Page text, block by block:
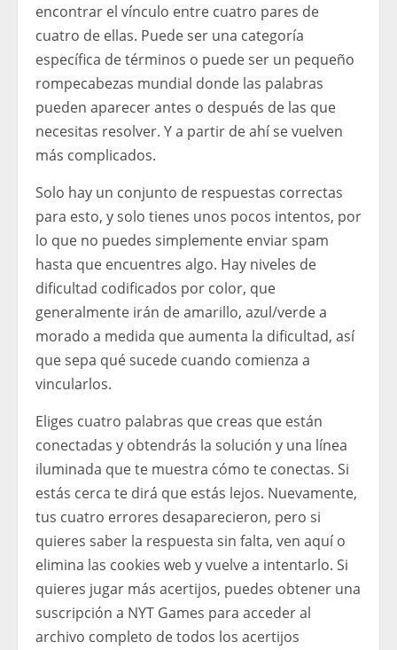
encontrar el vínculo entre cuatro pares de
cuatro de ellas. Puede ser una categoría
específica de términos o puede ser un pequeño
rompecabezas mundial donde las palabras
pueden aparecer antes o después de las que
necesitas resolver. Y a partir de ahí se vuelven
más complicados.
Solo hay un conjunto de respuestas correctas
para esto, y solo tienes unos pocos intentos, por
lo que no puedes simplemente enviar spam
hasta que encuentres algo. Hay niveles de
dificultad codificados por color, que
generalmente irán de amarillo, azul/verde a
morado a medida que aumenta la dificultad, así
que sepa qué sucede cuando comienza a
vincularlos.
Eliges cuatro palabras que creas que están
conectadas y obtendrás la solución y una línea
iluminada que te muestra cómo te conectas. Si
estás cerca te dirá que estás lejos. Nuevamente,
tus cuatro errores desaparecieron, pero si
quieres saber la respuesta sin falta, ven aquí o
elimina las cookies web y vuelve a intentarlo. Si
quieres jugar más acertijos, puedes obtener una
suscripción a NYT Games para acceder al
archivo completo de todos los acertijos